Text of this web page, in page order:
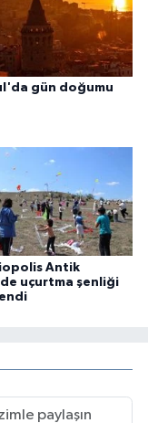
gün doğumu
Antik
uçurtma şenliği